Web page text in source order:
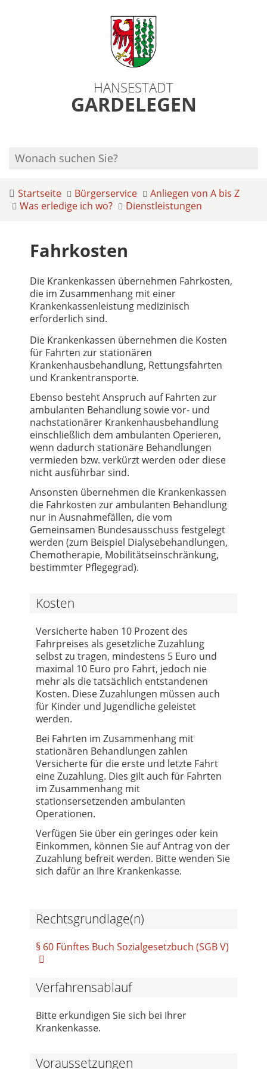
HANSESTADT
GARDELEGEN
Startseite Bürgerservice
Anliegen von A bis Z
Was erledige ich wo?
Dienstleistungen
Fahrkosten
Die Krankenkassen übernehmen Fahrkosten,
die im Zusammenhang mit einer
Krankenkassenleistung medizinisch
erforderlich sind.
Die Krankenkassen übernehmen die Kosten
für Fahrten zur stationären
Krankenhausbehandlung, Rettungsfahrten
und Krankentransporte.
Ebenso besteht Anspruch auf Fahrten zur
ambulanten Behandlung sowie vor- und
nachstationärer Krankenhausbehandlung
einschließlich dem ambulanten Operieren,
wenn dadurch stationäre Behandlungen
vermieden bzw. verkürzt werden oder diese
nicht ausführbar sind.
Ansonsten übernehmen die Krankenkassen
die Fahrkosten zur ambulanten Behandlung
nur in Ausnahmefällen, die vom
Gemeinsamen Bundesausschuss festgelegt
werden (zum Beispiel Dialysebehandlungen,
Chemotherapie, Mobilitätseinschränkung,
bestimmter Pflegegrad).
Kosten
Versicherte haben 10 Prozent des
Fahrpreises als gesetzliche Zuzahlung
selbst zu tragen, mindestens 5 Euro und
maximal 10 Euro pro Fahrt, jedoch nie
mehr als die tatsächlich entstandenen
Kosten. Diese Zuzahlungen müssen auch
für Kinder und Jugendliche geleistet
werden.
Bei Fahrten im Zusammenhang mit
stationären Behandlungen zahlen
Versicherte für die erste und letzte Fahrt
eine Zuzahlung. Dies gilt auch für Fahrten
im Zusammenhang mit
stationsersetzenden ambulanten
Operationen.
Verfügen Sie über ein geringes oder kein
Einkommen, können Sie auf Antrag von der
Zuzahlung befreit werden. Bitte wenden Sie
sich dafür an Ihre Krankenkasse.
Rechtsgrundlage(n)
§ 60 Fünftes Buch Sozialgesetzbuch (SGB V)
Verfahrensablauf
Bitte erkundigen Sie sich bei Ihrer
Krankenkasse.
Voraussetzungen